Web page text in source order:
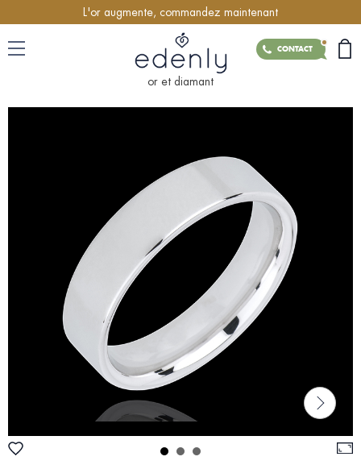
L'or augmente, commandez maintenant
CONTACT
or et diamant